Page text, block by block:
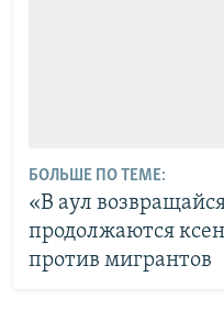
БОЛЬШЕ ПО ТЕМЕ:
«В аул
продолжаются
против мигрантов